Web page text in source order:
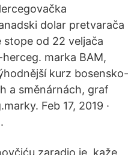
dolar pretvarača
stope od 22 veljača
marka BAM,
kurz bosensko-
a směnárnách, graf
Feb 17, 2019 ·
zaradio je, kaže,